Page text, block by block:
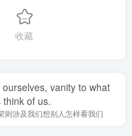
收藏
vanity to what
of us.
则涉及我们想别人怎样看我们